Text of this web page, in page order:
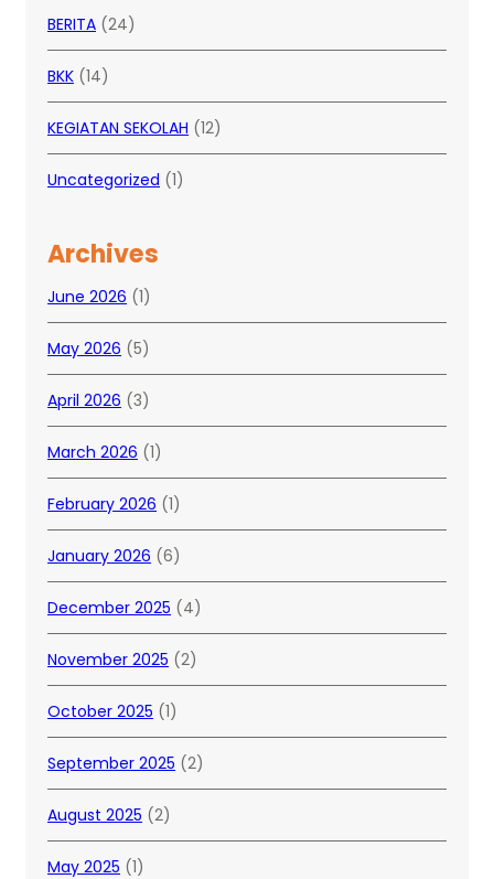
BERITA (24)
BKK (14)
KEGIATAN SEKOLAH (12)
Uncategorized (1)
Archives
June 2026 (1)
May 2026 (5)
April 2026 (3)
March 2026 (1)
February 2026 (1)
January 2026 (6)
December 2025 (4)
November 2025 (2)
October 2025 (1)
September 2025 (2)
August 2025 (2)
May 2025 (1)